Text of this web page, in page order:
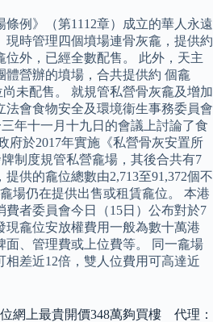
例》（第1112章）成立的華人永遠
現時管理四個墳場連骨灰龕，提供約
位外，已經全數配售。 此外，天主
體營辦的墳場，合共提供約 個龕
未配售。 就規管私營骨灰龕及增加
法會食物安全及環境衞生事務委員會
年十一月十九日的會議上討論了食
府於2017年實施《私營骨灰安置所
制度規管私營龕場，其後合共有7
供的龕位總數由2,713至91,372個不
場仍在提供出售或租賃龕位。 本港
者委員會今日（15日）公布對於7
現龕位安放權費用一般為數十萬港
面、管理費或上位費等。 同一龕場
差近12倍，雙人位費用可高達近
網上最貴開價348萬夠買樓 代理：